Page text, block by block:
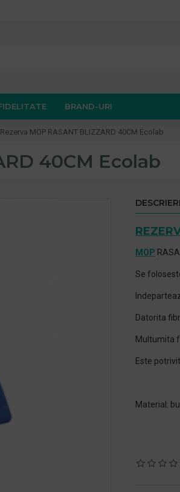
BRAND-URI
Rezerva MOP RASANT BLIZZARD 40CM Ecolab
40CM Ecolab
MOP
Se
Datorita
Multumita
Este
Material: